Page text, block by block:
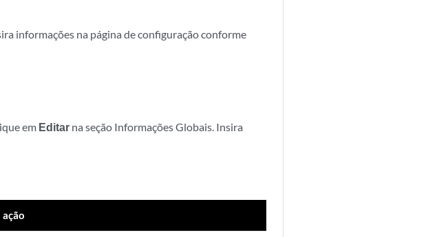
informações na página de configuração conforme
em Editar na seção Informações Globais. Insira
ação